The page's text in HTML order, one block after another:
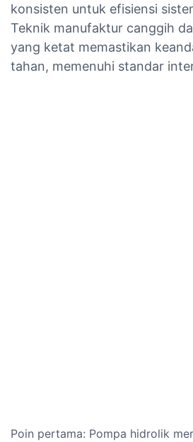
konsisten untuk efisiensi
Teknik manufaktur canggih
yang ketat memastikan
tahan, memenuhi standar
Poin pertama: Pompa hidrolik